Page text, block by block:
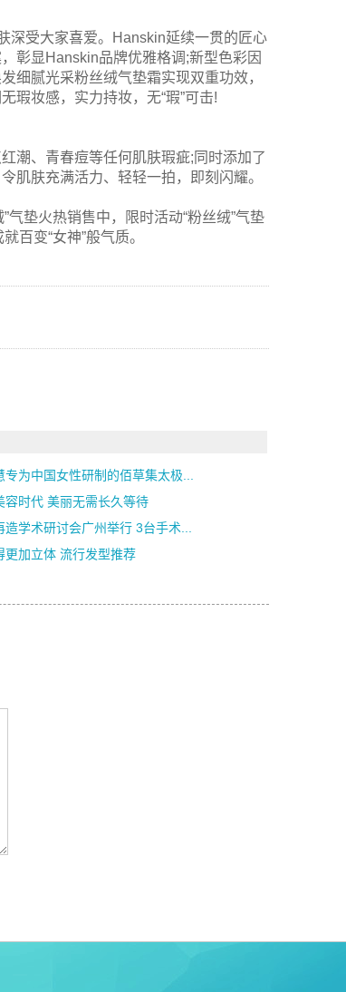
深受大家喜爱。Hanskin延续一贯的匠心
彰显Hanskin品牌优雅格调;新型色彩因
细腻光采粉丝绒气垫霜实现双重功效，
瑕妆感，实力持妆，无“瑕”可击!
潮、青春痘等任何肌肤瑕疵;同时添加了
肌肤充满活力、轻轻一拍，即刻闪耀。
垫火热销售中，限时活动“粉丝绒”气垫
百变“女神”般气质。
专为中国女性研制的佰草集太极...
容时代 美丽无需长久等待
学术研讨会广州举行 3台手术...
更加立体 流行发型推荐